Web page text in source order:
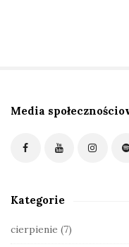
S
d
Media
Kategorie
cierpienie (7)